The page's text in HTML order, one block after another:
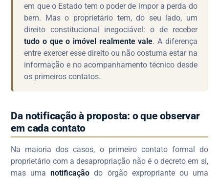
em que o Estado tem o poder de impor a perda do
bem. Mas o proprietário tem, do seu lado, um
direito constitucional inegociável: o de receber
tudo o que o imóvel realmente vale. A diferença
entre exercer esse direito ou não costuma estar na
informação e no acompanhamento técnico desde
os primeiros contatos.
Da notificação à proposta: o que observar
em cada contato
Na maioria dos casos, o primeiro contato formal do
proprietário com a desapropriação não é o decreto em si,
mas umanotificação do órgão expropriante ou uma